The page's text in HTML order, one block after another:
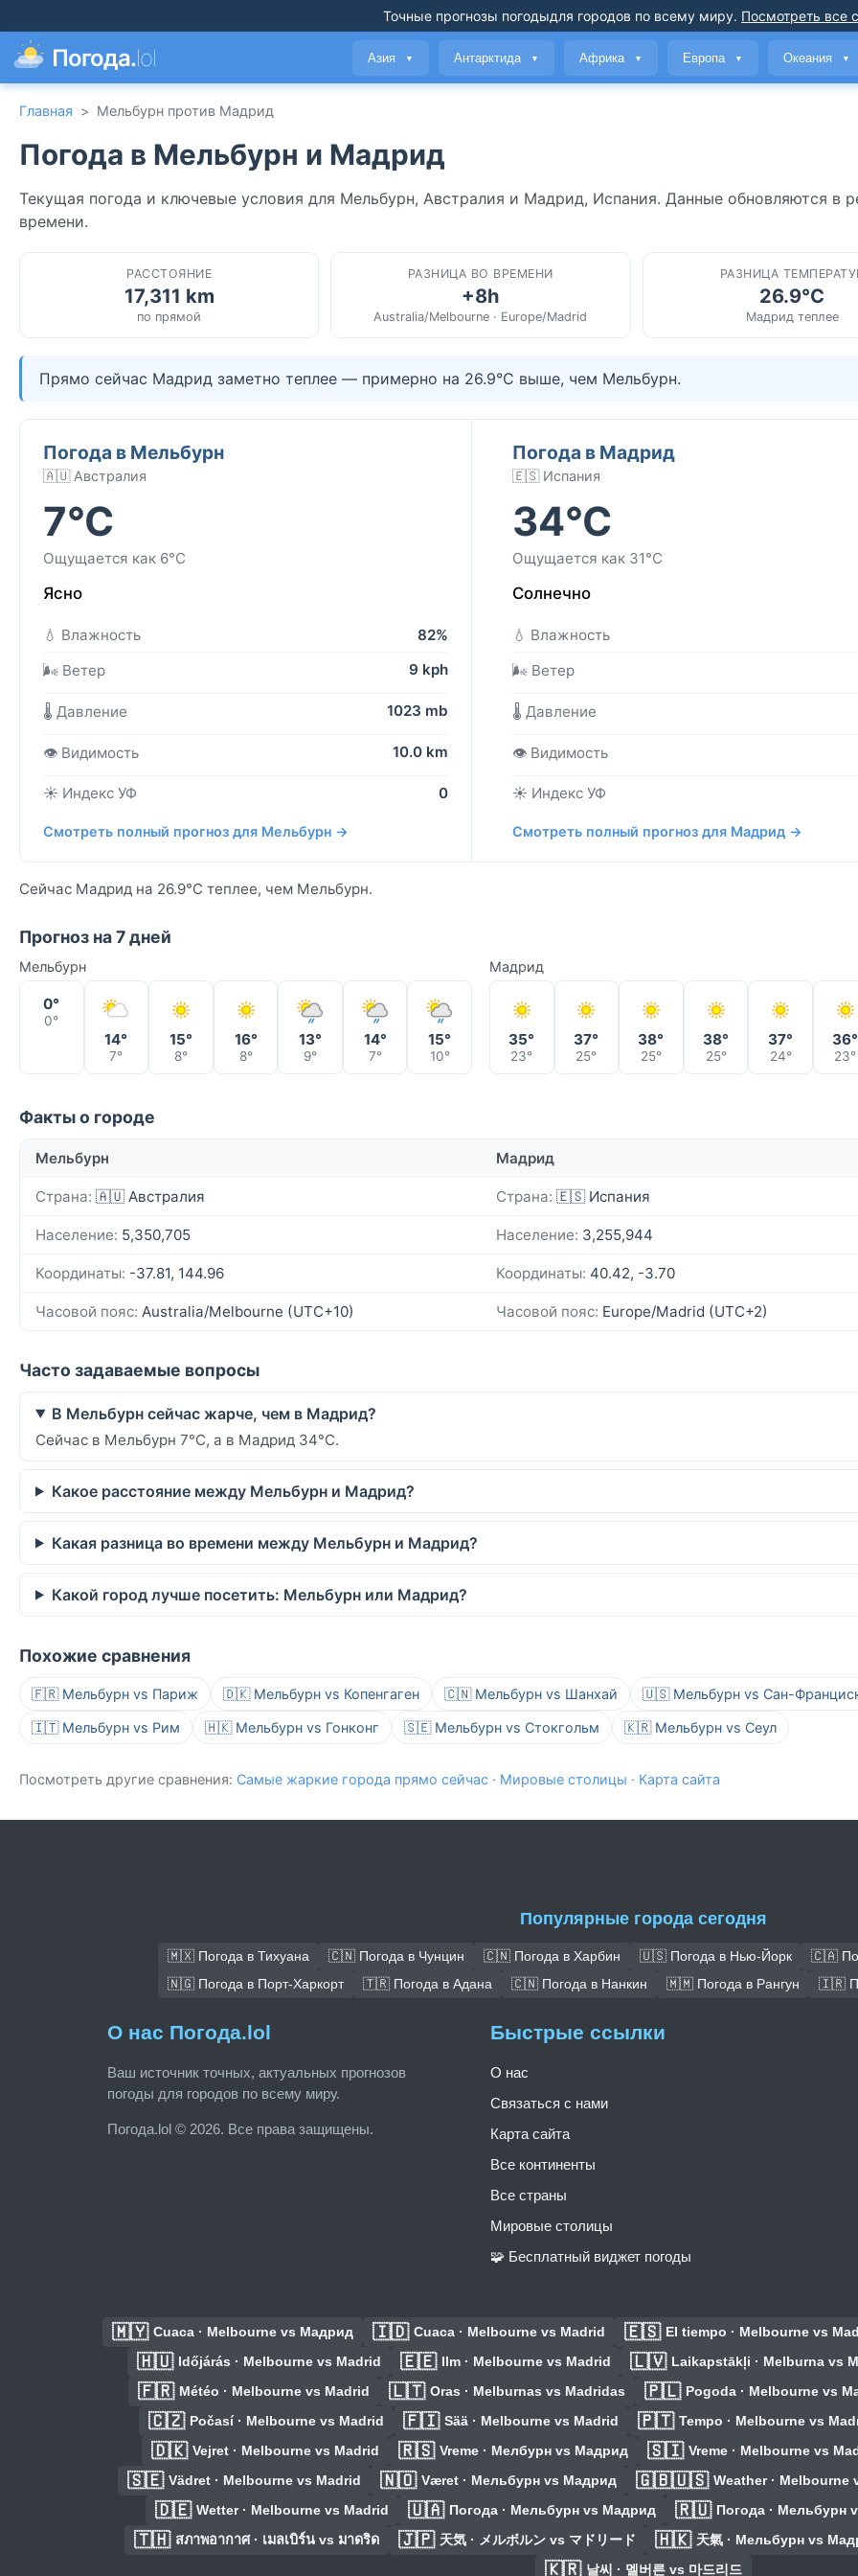
Точные прогнозы погодыдля городов по всему миру. Посмотреть все
Погода.lol Азия ▼ Антарктида ▼ Африка ▼ Европа ▼ Океания ▼
Главная > Мельбурн против Мадрид
Погода в Мельбурн и Мадрид
Текущая погода и ключевые условия для Мельбурн, Австралия и Мадрид, Испания. Данные обновляются в
времени.
РАССТОЯНИЕ
17,311 km
по прямой
РАЗНИЦА ВО ВРЕМЕНИ
+8h
Australia/Melbourne · Europe/Madrid
РАЗНИЦА
26.9°C
Мадрид теплее
Прямо сейчас Мадрид заметно теплее — примерно на 26.9°C выше, чем Мельбурн.
Погода в Мельбурн
🇦🇺 Австралия
7°C
Ощущается как 6°C
Ясно
💧 Влажность
82%
🌬️ Ветер
9 kph
🌡️ Давление 1023 mb
👁️ Видимость 10.0 km
☀️ Индекс УФ 0
Смотреть полный прогноз для Мельбурн →
Погода в Мадрид
🇪🇸 Испания
34°C
Ощущается как 31°C
Солнечно
💧 Влажность
🌬️ Ветер
🌡️ Давление
👁️ Видимость
☀️ Индекс УФ
Смотреть полный прогноз для Мадрид →
Сейчас Мадрид на 26.9°C теплее, чем Мельбурн.
Прогноз на 7 дней
Мельбурн
0°
0°
14°
7°
15°
8°
16°
8°
13°
9°
14°
7°
15°
10°
Мадрид
35°
23°
37°
25°
38°
25°
38°
25°
37°
24°
36°
23°
Факты о городе
Мельбурн Мадрид
Страна: 🇦🇺 Австралия Страна: 🇪🇸 Испания
Население: 5,350,705 Население: 3,255,944
Координаты: -37.81, 144.96 Координаты: 40.42, -3.70
Часовой пояс: Australia/Melbourne (UTC+10) Часовой пояс: Europe/Madrid (UTC+2)
Часто задаваемые вопросы
В Мельбурн сейчас жарче, чем в Мадрид?
Сейчас в Мельбурн 7°C, а в Мадрид 34°C.
Какое расстояние между Мельбурн и Мадрид?
Какая разница во времени между Мельбурн и Мадрид?
Какой город лучше посетить: Мельбурн или Мадрид?
Похожие сравнения
🇫🇷 Мельбурн vs Париж 🇩🇰 Мельбурн vs Копенгаген 🇨🇳 Мельбурн vs Шанхай 🇺🇸 Мельбурн vs Сан-
🇮🇹 Мельбурн vs Рим 🇭🇰 Мельбурн vs Гонконг 🇸🇪 Мельбурн vs Стокгольм 🇰🇷 Мельбурн vs Сеул
Посмотреть другие сравнения: Самые жаркие города прямо сейчас · Мировые столицы · Карта сайта
Популярные города сегодня
🇲🇽 Погода в Тихуана 🇨🇳 Погода в Чунцин 🇨🇳 Погода в Харбин 🇺🇸 Погода в Нью-Йорк
🇨🇦
🇳🇬 Погода в Порт-Харкорт
🇹🇷 Погода в Адана 🇨🇳 Погода в Нанкин 🇲🇲 Погода в Рангун 🇮🇷
О нас Погода.lol
Ваш источник точных, актуальных прогнозов
погоды для городов по всему миру.
Погода.lol © 2026. Все права защищены.
Быстрые ссылки
О нас
Связаться с нами
Карта сайта
Все континенты
Все страны
Мировые столицы
🧩 Бесплатный виджет погоды
🇲🇾 Cuaca · Melbourne vs Мадрид 🇮🇩 Cuaca · Melbourne vs Madrid 🇪🇸 El tiempo · Melbourne vs
🇭🇺 Időjárás · Melbourne vs Madrid 🇪🇪 Ilm · Melbourne vs Madrid 🇱🇻 Laikapstākļi · Melburna vs
🇫🇷 Météo · Melbourne vs Madrid 🇱🇹 Oras · Melburnas vs Madridas 🇵🇱 Pogoda · Melbourne vs
🇨🇿 Počasí · Melbourne vs Madrid 🇫🇮 Sää · Melbourne vs Madrid 🇵🇹 Tempo · Melbourne vs
🇩🇰 Vejret · Melbourne vs Madrid 🇷🇸 Vreme · Мелбурн vs Мадрид 🇸🇮 Vreme · Melbourne vs
🇸🇪 Vädret · Melbourne vs Madrid 🇳🇴 Været · Мельбурн vs Мадрид 🇬🇧🇺🇸 Weather · Melbourne
🇩🇪 Wetter · Melbourne vs Madrid 🇺🇦 Погода · Мельбурн vs Мадрид 🇷🇺 Погода · Мельбурн
🇹🇭 สภาพอากาศ · เมลเบิร์น vs มาดริด 🇯🇵 天気 · メルボルン vs マドリード 🇭🇰 天氣 · Мельбурн vs
🇰🇷 날씨 · 멜버른 vs 마드리드